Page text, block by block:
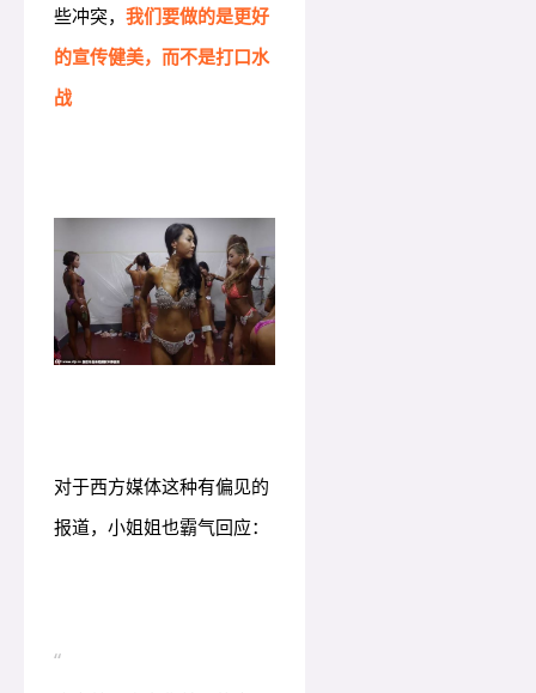
些冲突， 我们要做的是更好
的宣传健美，而不是打口水
战
对于西方媒体这种有偏见的
报道，小姐姐也霸气回应：
“